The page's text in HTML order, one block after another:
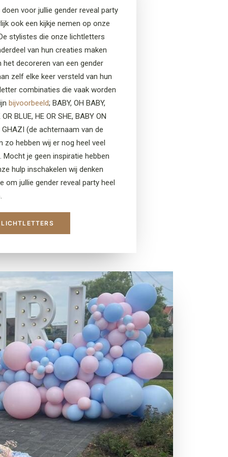
voor jullie gender reveal party
ook een kijkje nemen op onze
stylistes die onze lichtletters
van hun creaties maken
het decoreren van een gender
zelf elke keer versteld van hun
combinaties die vaak worden
bijvoorbeeld; BABY, OH BABY,
BLUE, HE OR SHE, BABY ON
GHAZI (de achternaam van de
zo hebben wij er nog heel veel
Mocht je geen inspiratie hebben
hulp inschakelen wij denken
om jullie gender reveal party heel